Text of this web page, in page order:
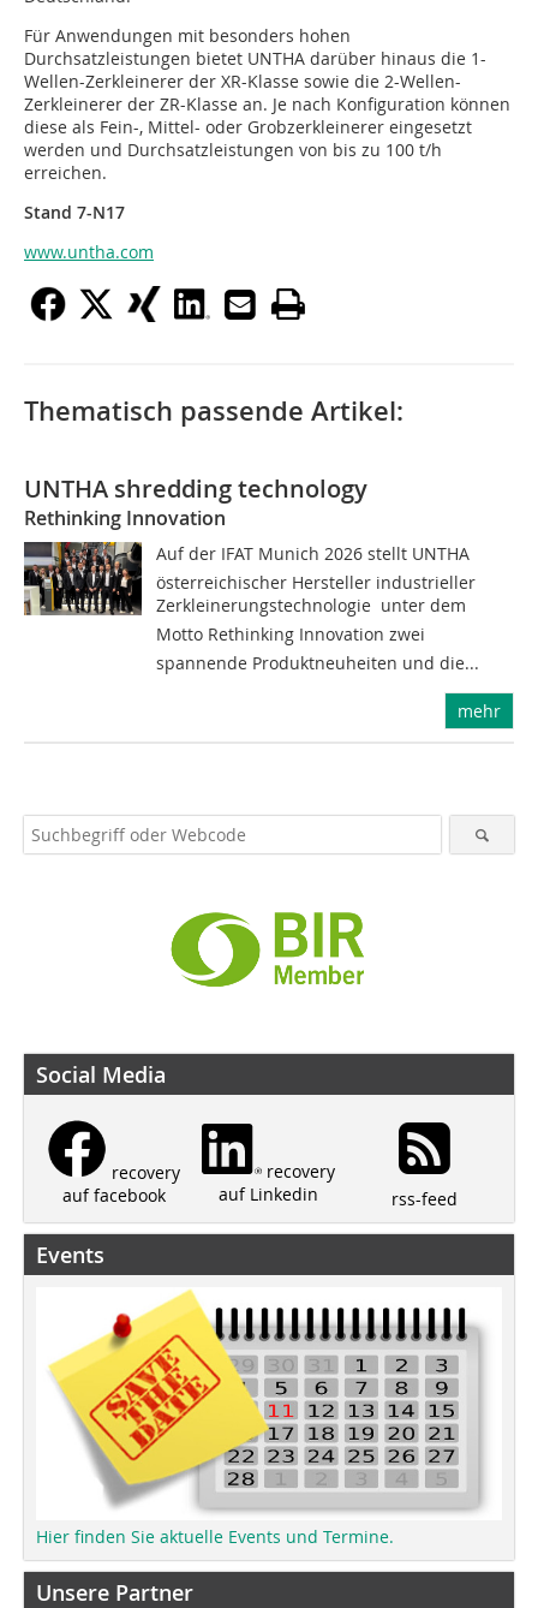
Für Anwendungen mit besonders hohen
Durchsatzleistungen bietet UNTHA darüber hinaus die 1-
Wellen-Zerkleinerer der XR-Klasse sowie die 2-Wellen-
Zerkleinerer der ZR-Klasse an. Je nach Konfiguration können
diese als Fein-, Mittel- oder Grobzerkleinerer eingesetzt
werden und Durchsatzleistungen von bis zu 100 t/h
erreichen.
Stand 7-N17
www.untha.com
Thematisch passende Artikel:
UNTHA shredding technology
Rethinking Innovation
Auf der IFAT Munich 2026 stellt UNTHA 
österreichischer Hersteller industrieller
Zerkleinerungstechnologie  unter dem
Motto Rethinking Innovation zwei
spannende Produktneuheiten und die...
mehr
Social Media
recovery
auf facebook
recovery
auf Linkedin
rss-feed
Events
Hier finden Sie aktuelle Events und Termine.
Unsere Partner